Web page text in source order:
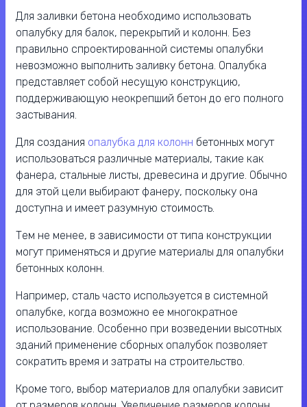
Для заливки бетона необходимо использовать
опалубку для балок, перекрытий и колонн. Без
правильно спроектированной системы опалубки
невозможно выполнить заливку бетона. Опалубка
представляет собой несущую конструкцию,
поддерживающую неокрепший бетон до его полного
застывания.
Для создания опалубка для колонн бетонных могут
использоваться различные материалы, такие как
фанера, стальные листы, древесина и другие. Обычно
для этой цели выбирают фанеру, поскольку она
доступна и имеет разумную стоимость.
Тем не менее, в зависимости от типа конструкции
могут применяться и другие материалы для опалубки
бетонных колонн.
Например, сталь часто используется в системной
опалубке, когда возможно ее многократное
использование. Особенно при возведении высотных
зданий применение сборных опалубок позволяет
сократить время и затраты на строительство.
Кроме того, выбор материалов для опалубки зависит